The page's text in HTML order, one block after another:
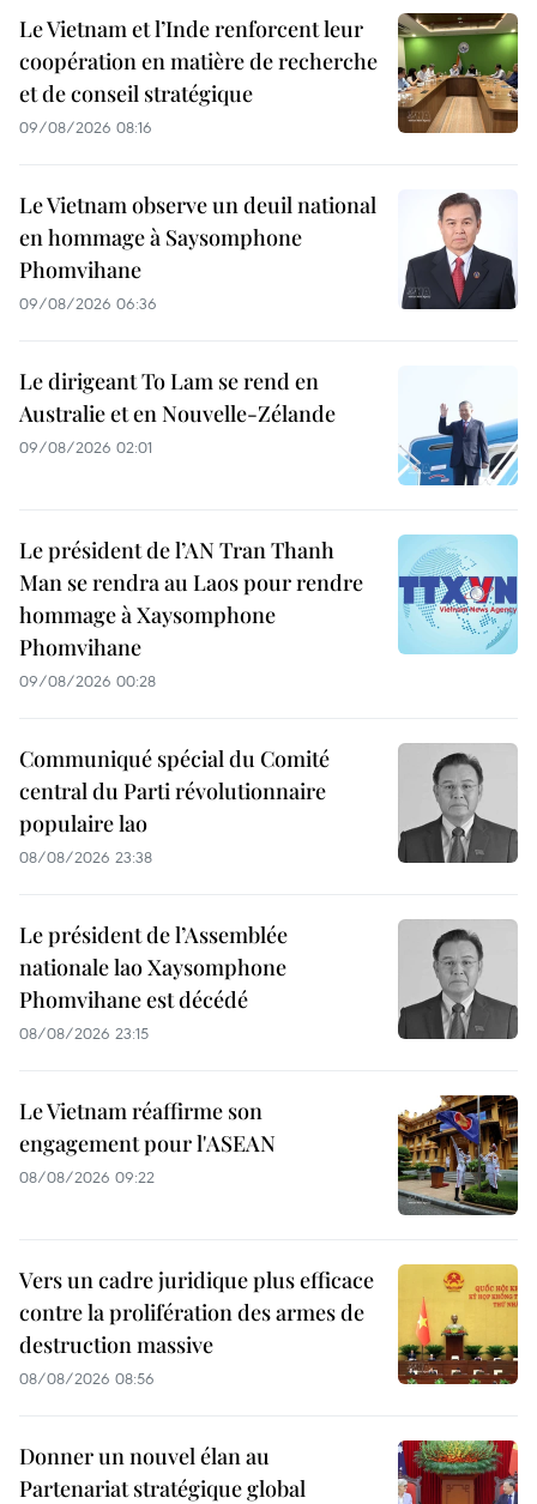
Le Vietnam et l’Inde renforcent leur
coopération en matière de recherche
et de conseil stratégique
09/08/2026 08:16
Le Vietnam observe un deuil national
en hommage à Saysomphone
Phomvihane
09/08/2026 06:36
Le dirigeant To Lam se rend en
Australie et en Nouvelle-Zélande
09/08/2026 02:01
Le président de l’AN Tran Thanh
Man se rendra au Laos pour rendre
hommage à Xaysomphone
Phomvihane
09/08/2026 00:28
Communiqué spécial du Comité
central du Parti révolutionnaire
populaire lao
08/08/2026 23:38
Le président de l’Assemblée
nationale lao Xaysomphone
Phomvihane est décédé
08/08/2026 23:15
Le Vietnam réaffirme son
engagement pour l'ASEAN
08/08/2026 09:22
Vers un cadre juridique plus efficace
contre la prolifération des armes de
destruction massive
08/08/2026 08:56
Donner un nouvel élan au
Partenariat stratégique global